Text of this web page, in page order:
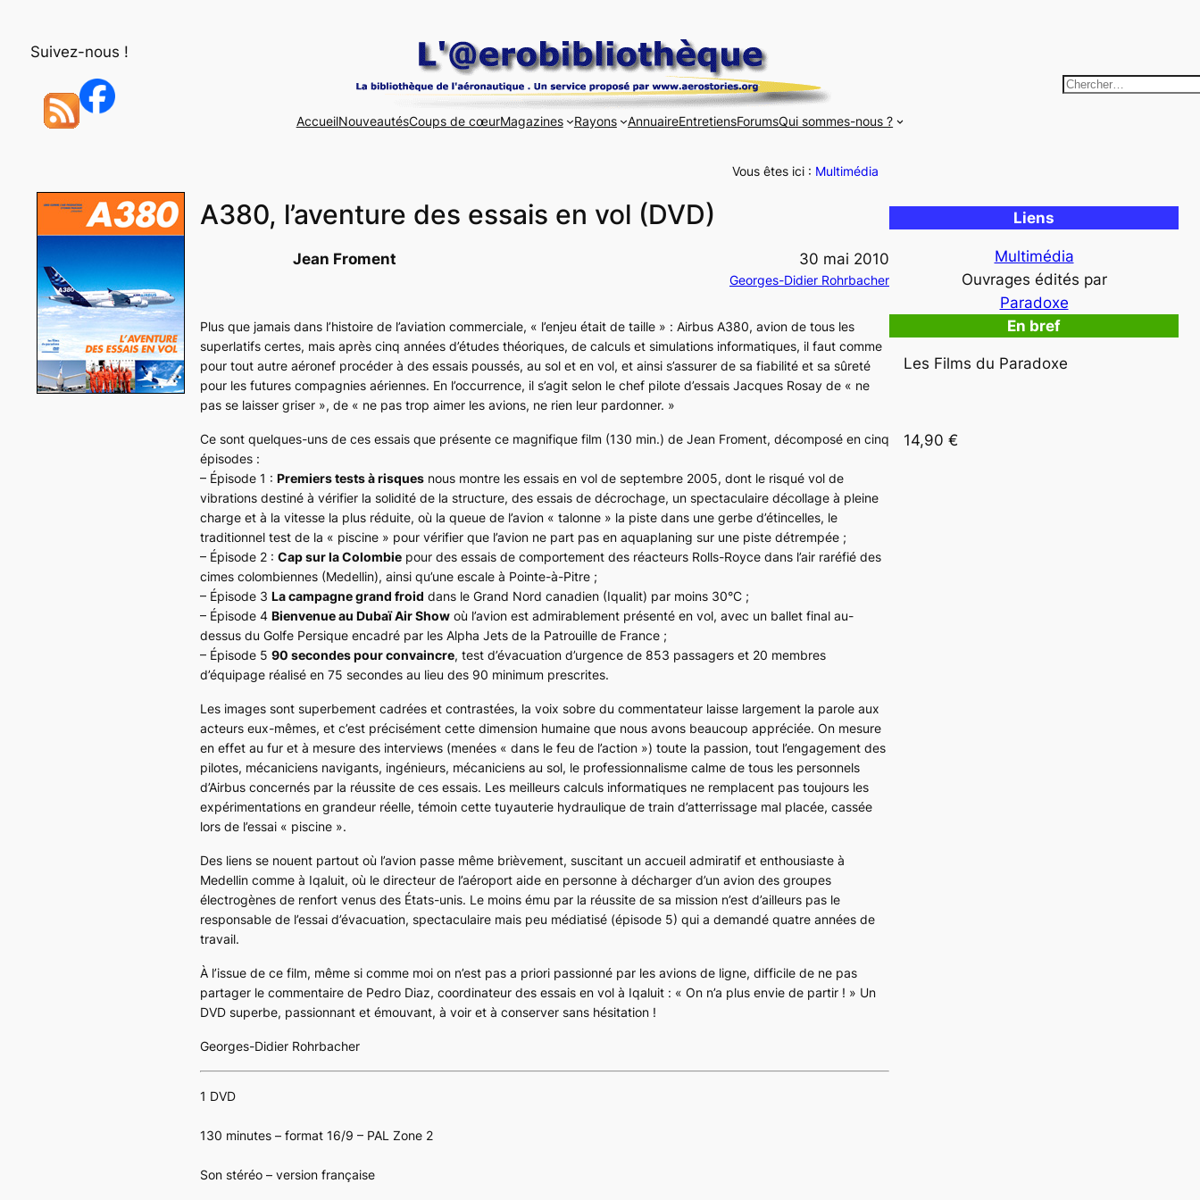
Suivez-nous !
AccueilNouveautésCoups de cœurMagazines Rayons AnnuaireEntretiensForumsQui sommes-nous ?
R
r
c
Vous êtes ici : Multimédia
A380, l’aventure des essais en vol (DVD)
Jean Froment 30 mai 2010
Georges-Didier Rohrbacher
Plus que jamais dans l’histoire de l’aviation commerciale, « l’enjeu était de taille » : Airbus A380, avion de tous les
superlatifs certes, mais après cinq années d’études théoriques, de calculs et simulations informatiques, il faut comme
pour tout autre aéronef procéder à des essais poussés, au sol et en vol, et ainsi s’assurer de sa fiabilité et sa sûreté
pour les futures compagnies aériennes. En l’occurrence, il s’agit selon le chef pilote d’essais Jacques Rosay de « ne
pas se laisser griser », de « ne pas trop aimer les avions, ne rien leur pardonner. »
Ce sont quelques-uns de ces essais que présente ce magnifique film (130 min.) de Jean Froment, décomposé en cinq
épisodes :
– Épisode 1 : Premiers tests à risques nous montre les essais en vol de septembre 2005, dont le risqué vol de
vibrations destiné à vérifier la solidité de la structure, des essais de décrochage, un spectaculaire décollage à pleine
charge et à la vitesse la plus réduite, où la queue de l’avion « talonne » la piste dans une gerbe d’étincelles, le
traditionnel test de la « piscine » pour vérifier que l’avion ne part pas en aquaplaning sur une piste détrempée ;
– Épisode 2 : Cap sur la Colombie pour des essais de comportement des réacteurs Rolls-Royce dans l’air raréfié des
cimes colombiennes (Medellin), ainsi qu’une escale à Pointe-à-Pitre ;
– Épisode 3 La campagne grand froid dans le Grand Nord canadien (Iqualit) par moins 30°C ;
– Épisode 4 Bienvenue au Dubaï Air Show où l’avion est admirablement présenté en vol, avec un ballet final au-
dessus du Golfe Persique encadré par les Alpha Jets de la Patrouille de France ;
– Épisode 5 90 secondes pour convaincre, test d’évacuation d’urgence de 853 passagers et 20 membres
d’équipage réalisé en 75 secondes au lieu des 90 minimum prescrites.
Les images sont superbement cadrées et contrastées, la voix sobre du commentateur laisse largement la parole aux
acteurs eux-mêmes, et c’est précisément cette dimension humaine que nous avons beaucoup appréciée. On mesure
en effet au fur et à mesure des interviews (menées « dans le feu de l’action ») toute la passion, tout l’engagement des
pilotes, mécaniciens navigants, ingénieurs, mécaniciens au sol, le professionnalisme calme de tous les personnels
d’Airbus concernés par la réussite de ces essais. Les meilleurs calculs informatiques ne remplacent pas toujours les
expérimentations en grandeur réelle, témoin cette tuyauterie hydraulique de train d’atterrissage mal placée, cassée
lors de l’essai « piscine ».
Des liens se nouent partout où l’avion passe même brièvement, suscitant un accueil admiratif et enthousiaste à
Medellin comme à Iqaluit, où le directeur de l’aéroport aide en personne à décharger d’un avion des groupes
électrogènes de renfort venus des États-unis. Le moins ému par la réussite de sa mission n’est d’ailleurs pas le
responsable de l’essai d’évacuation, spectaculaire mais peu médiatisé (épisode 5) qui a demandé quatre années de
travail.
À l’issue de ce film, même si comme moi on n’est pas a priori passionné par les avions de ligne, difficile de ne pas
partager le commentaire de Pedro Diaz, coordinateur des essais en vol à Iqaluit : « On n’a plus envie de partir ! » Un
DVD superbe, passionnant et émouvant, à voir et à conserver sans hésitation !
Georges-Didier Rohrbacher
1 DVD
130 minutes – format 16/9 – PAL Zone 2
Son stéréo – version française
Liens
Multimédia
Ouvrages édités par
Paradoxe
En bref
Les Films du Paradoxe
14,90 €